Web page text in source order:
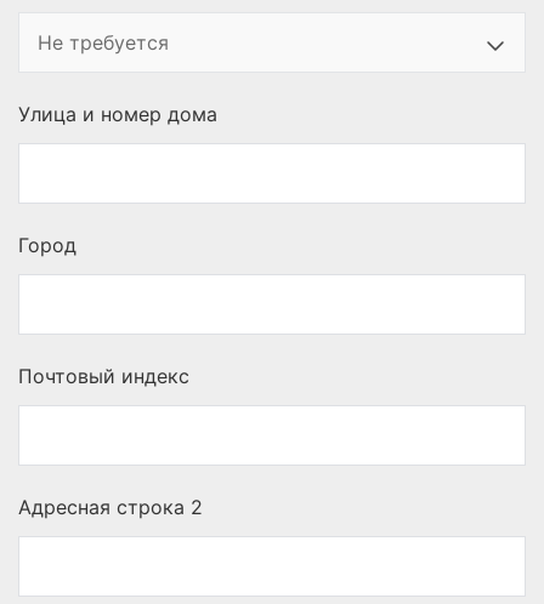
Улица и номер дома
Город
Почтовый индекс
Адресная строка 2